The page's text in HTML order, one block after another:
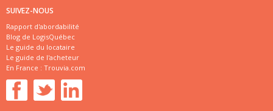
SUIVEZ-NOUS
Rapport d'abordabilité
Blog de LogisQuébec
Le guide du locataire
Le guide de l'acheteur
En France : Trouvia.com